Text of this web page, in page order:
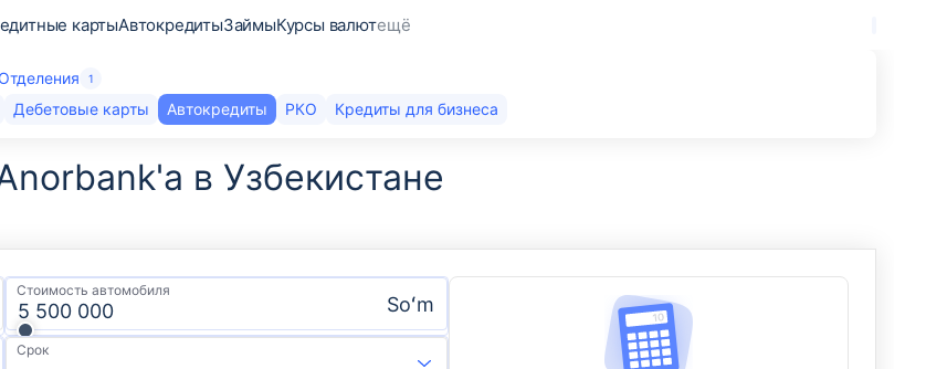
картыАвтокредитыЗаймыКурсы валютещё
Отделения 1
Дебетовые карты Автокредиты РКО Кредиты для бизнеса
в Узбекистане
Стоимость автомобиля
Soʻm
Срок